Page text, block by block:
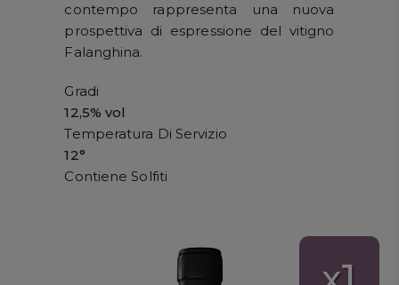
contempo rappresenta una nuova
prospettiva di espressione del vitigno
Falanghina.
Gradi
12,5% vol
Temperatura Di Servizio
12°
Contiene Solfiti